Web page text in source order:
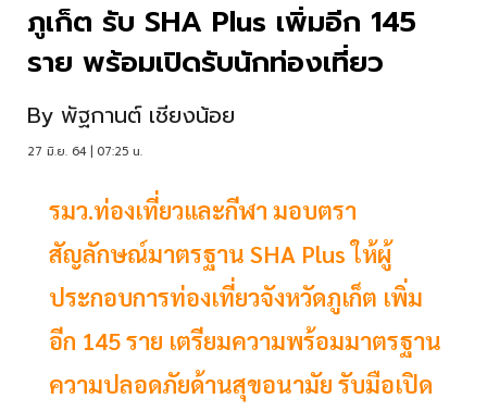
ภูเก็ต รับ SHA Plus เพิ่มอีก 145
ราย พร้อมเปิดรับนักท่องเที่ยว
By พัฐกานต์ เชียงน้อย
27 มิ.ย. 64 | 07:25 น.
รมว.ท่องเที่ยวและกีฬา มอบตรา
สัญลักษณ์มาตรฐาน SHA Plus ให้ผู้
ประกอบการท่องเที่ยวจังหวัดภูเก็ต เพิ่ม
อีก 145 ราย เตรียมความพร้อมมาตรฐาน
ความปลอดภัยด้านสุขอนามัย รับมือเปิด